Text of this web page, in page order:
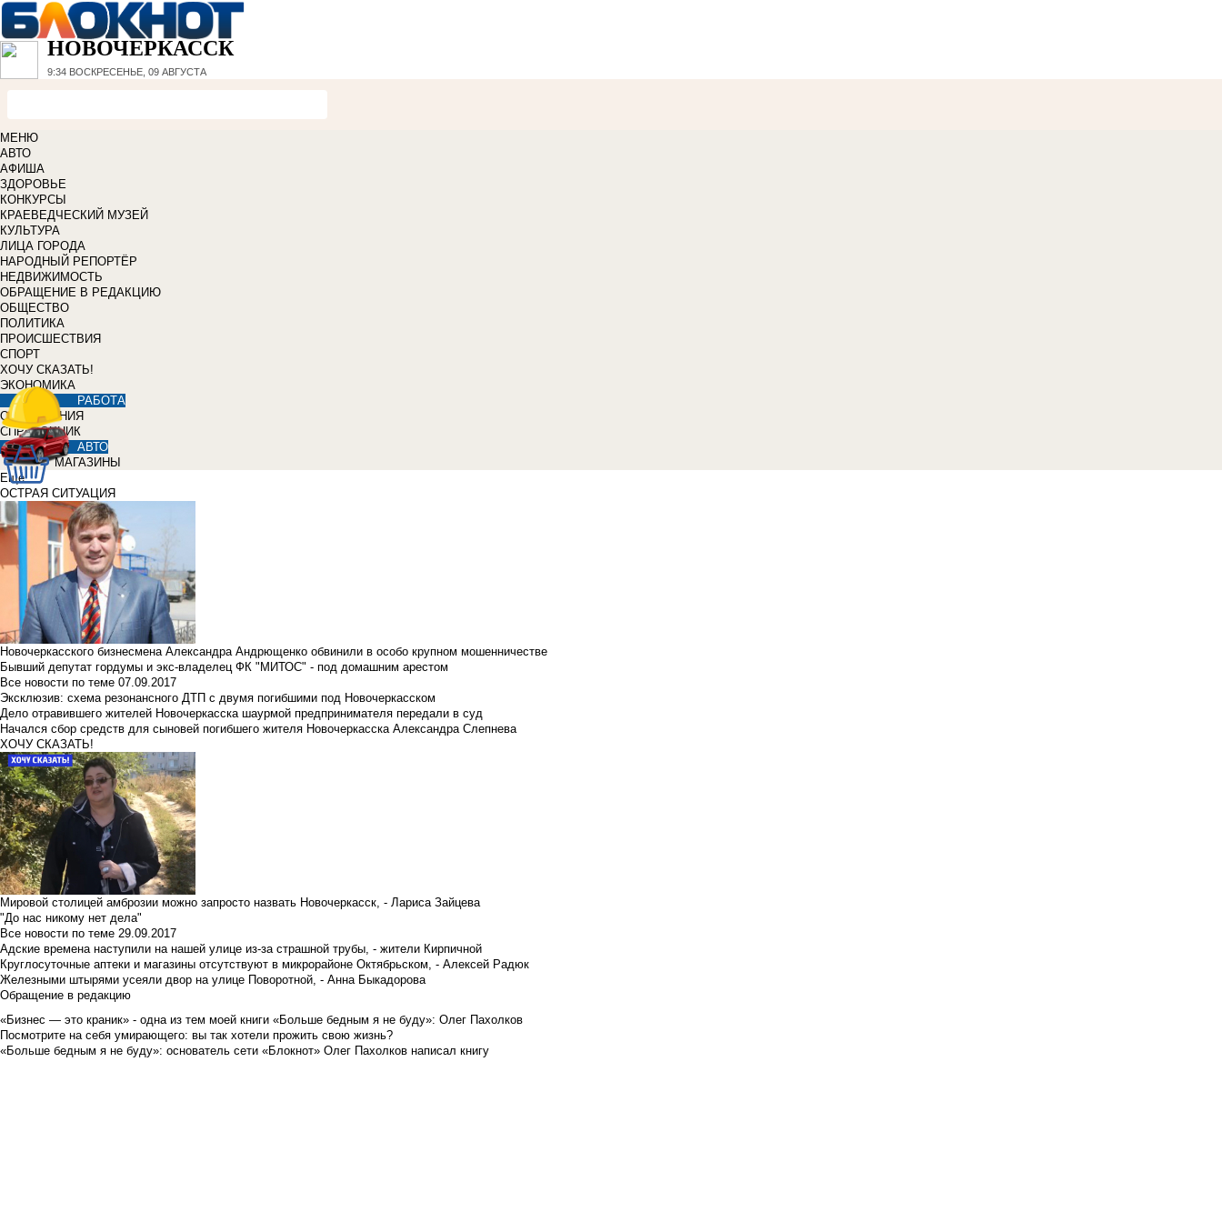
НОВОЧЕРКАССК
9:34 ВОСКРЕСЕНЬЕ, 09 АВГУСТА
МЕНЮ
АВТО
АФИША
ЗДОРОВЬЕ
КОНКУРСЫ
КРАЕВЕДЧЕСКИЙ МУЗЕЙ
КУЛЬТУРА
ЛИЦА ГОРОДА
НАРОДНЫЙ РЕПОРТЁР
НЕДВИЖИМОСТЬ
ОБРАЩЕНИЕ В РЕДАКЦИЮ
ОБЩЕСТВО
ПОЛИТИКА
ПРОИСШЕСТВИЯ
СПОРТ
ХОЧУ СКАЗАТЬ!
ЭКОНОМИКА
РАБОТА
ОБЪЯВЛЕНИЯ
СПРАВОЧНИК
АВТО
МАГАЗИНЫ
Еще
ОСТРАЯ СИТУАЦИЯ
Новочеркасского бизнесмена Александра Андрющенко обвинили в особо крупном мошенничестве
Бывший депутат гордумы и экс-владелец ФК "МИТОС" - под домашним арестом
Все новости по теме 07.09.2017
Эксклюзив: схема резонансного ДТП с двумя погибшими под Новочеркасском
Дело отравившего жителей Новочеркасска шаурмой предпринимателя передали в суд
Начался сбор средств для сыновей погибшего жителя Новочеркасска Александра Слепнева
ХОЧУ СКАЗАТЬ!
Мировой столицей амброзии можно запросто назвать Новочеркасск, - Лариса Зайцева
"До нас никому нет дела"
Все новости по теме 29.09.2017
Адские времена наступили на нашей улице из-за страшной трубы, - жители Кирпичной
Круглосуточные аптеки и магазины отсутствуют в микрорайоне Октябрьском, - Алексей Радюк
Железными штырями усеяли двор на улице Поворотной, - Анна Быкадорова
Обращение в редакцию
«Бизнес — это краник» - одна из тем моей книги «Больше бедным я не буду»: Олег Пахолков
Посмотрите на себя умирающего: вы так хотели прожить свою жизнь?
«Больше бедным я не буду»: основатель сети «Блокнот» Олег Пахолков написал книгу